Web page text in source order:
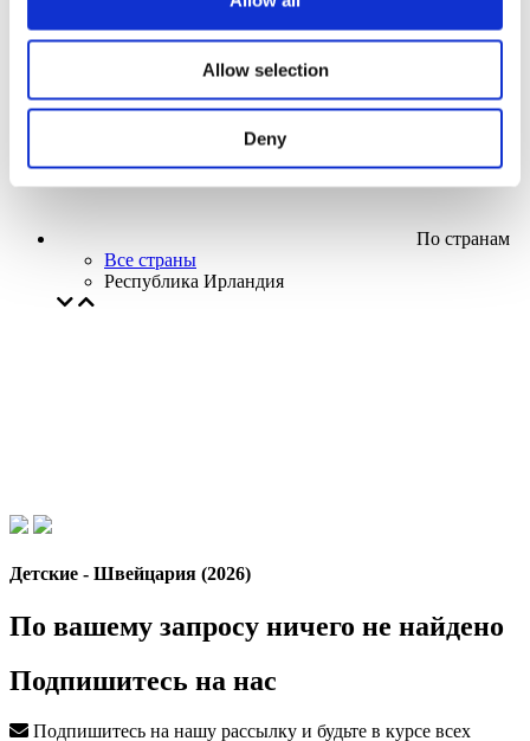
Allow selection
Deny
Без поджанра
Применить
По странам
Все страны
Республика Ирландия
Детские - Швейцария (2026)
По вашему запросу ничего не найдено
Подпишитесь на нас
Подпишитесь на нашу рассылку и будьте в курсе всех